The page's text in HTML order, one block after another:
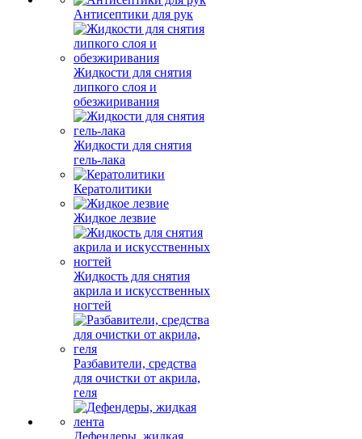
Антисептики для рук
Жидкости для снятия
липкого слоя и
обезжиривания
Жидкости для снятия
гель-лака
Кератолитики
Жидкое лезвие
Жидкость для снятия
акрила и искусственных
ногтей
Разбавители, средства
для очистки от акрила,
геля
Дефендеры, жидкая